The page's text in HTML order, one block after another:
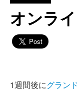
オンラ
1週間後にグラン